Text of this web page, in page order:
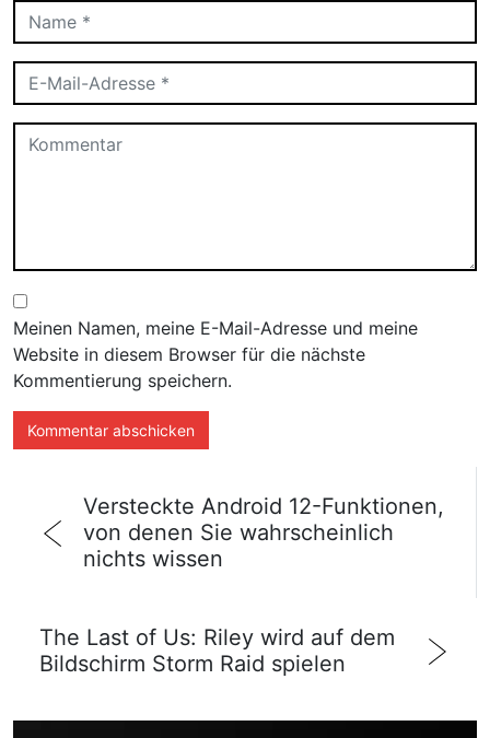
Meinen Namen, meine E-Mail-Adresse und meine
Website in diesem Browser für die nächste
Kommentierung speichern.
Versteckte Android 12-Funktionen,
von denen Sie wahrscheinlich
nichts wissen
The Last of Us: Riley wird auf dem
Bildschirm Storm Raid spielen